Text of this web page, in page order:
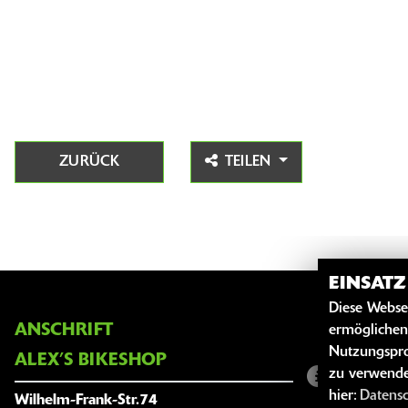
ZURÜCK TEILEN
ANSCHRIFT
ALEX’S BIKESHOP
Wilhelm-Frank-Str.74
Diese
zu
hier: